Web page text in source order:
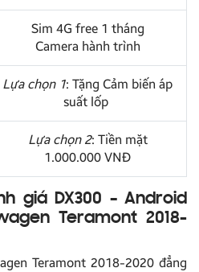
Sim 4G free 1 tháng
Camera hành trình
Lựa chọn 1: Tặng Cảm biến áp
suất lốp
Lựa chọn 2: Tiền mặt
1.000.000 VNĐ
giá DX300 – Android
Teramont 2018-
Teramont 2018-2020 đẳng